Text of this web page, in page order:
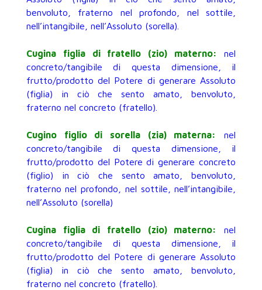
benvoluto, fraterno nel profondo, nel sottile,
nell’intangibile, nell’Assoluto (sorella).
Cugina figlia di fratello (zio) materno:
nel
concreto/tangibile di questa dimensione, il
frutto/prodotto del Potere di generare Assoluto
(figlia) in ciò che sento amato, benvoluto,
fraterno nel concreto (fratello).
Cugino figlio di sorella (zia) materna:
nel
concreto/tangibile di questa dimensione, il
frutto/prodotto del Potere di generare concreto
(figlio) in ciò che sento amato, benvoluto,
fraterno nel profondo, nel sottile, nell’intangibile,
nell’Assoluto (sorella)
Cugina figlia di fratello (zio) materno:
nel
concreto/tangibile di questa dimensione, il
frutto/prodotto del Potere di generare Assoluto
(figlia) in ciò che sento amato, benvoluto,
fraterno nel concreto (fratello).